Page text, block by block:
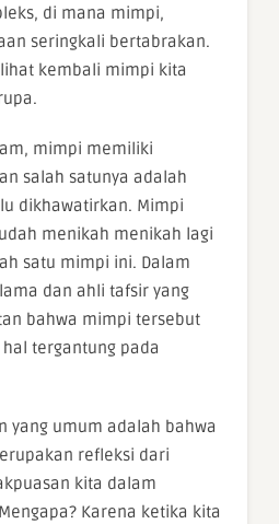
di mana mimpi,
seringkali bertabrakan.
kembali mimpi kita
mimpi memiliki
salah satunya adalah
dikhawatirkan. Mimpi
menikah menikah lagi
satu mimpi ini. Dalam
dan ahli tafsir yang
bahwa mimpi tersebut
tergantung pada
yang umum adalah bahwa
refleksi dari
kita dalam
Karena ketika kita